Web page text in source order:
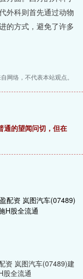
外科则首先通过动物
的方式，避免了许多
网络，不代表本站观点。
通的望闻问切，但在
资 岚图汽车(07489)建
股全流通